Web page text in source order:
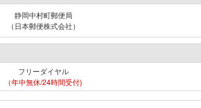
静岡中村町郵便局
（日本郵便株式会社）
フリーダイヤル
（年中無休/24時間受付)